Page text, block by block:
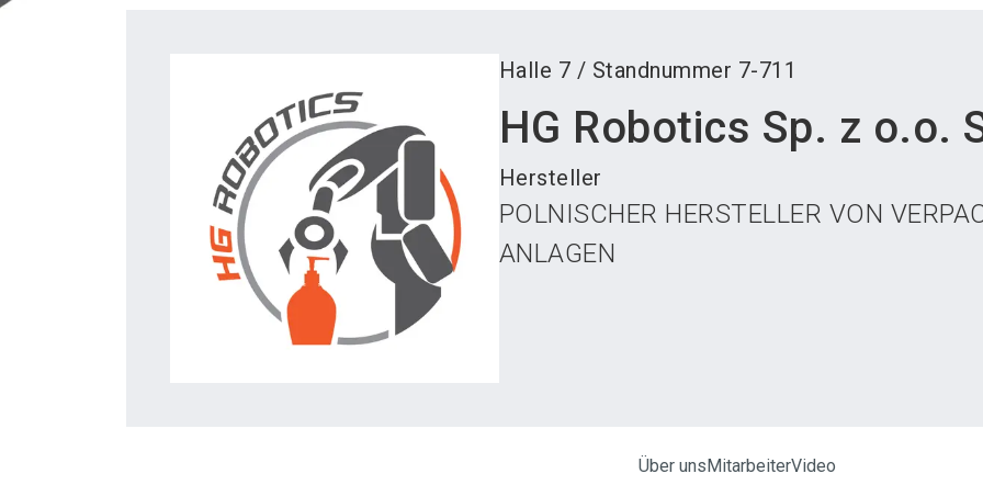
Halle 7 / Standnummer 7-711
HG Robotics Sp. z o.o.
Hersteller
POLNISCHER HERSTELLER VON
ANLAGEN
Über unsMitarbeiterVideo